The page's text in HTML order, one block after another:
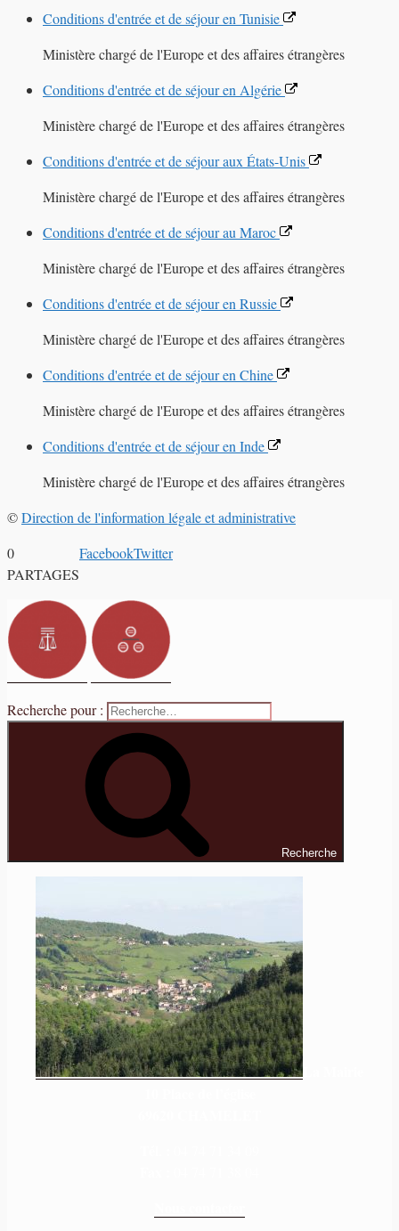
Conditions d'entrée et de séjour en Tunisie
Ministère chargé de l'Europe et des affaires étrangères
Conditions d'entrée et de séjour en Algérie
Ministère chargé de l'Europe et des affaires étrangères
Conditions d'entrée et de séjour aux États-Unis
Ministère chargé de l'Europe et des affaires étrangères
Conditions d'entrée et de séjour au Maroc
Ministère chargé de l'Europe et des affaires étrangères
Conditions d'entrée et de séjour en Russie
Ministère chargé de l'Europe et des affaires étrangères
Conditions d'entrée et de séjour en Chine
Ministère chargé de l'Europe et des affaires étrangères
Conditions d'entrée et de séjour en Inde
Ministère chargé de l'Europe et des affaires étrangères
©Direction de l'information légale et administrative
0
PARTAGES
FacebookTwitter
Recherche pour :
Recherche